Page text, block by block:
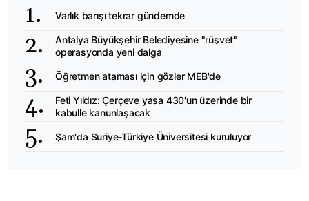
Varlık barışı tekrar gündemde
Antalya Büyükşehir Belediyesine "rüşvet"
operasyonda yeni dalga
Öğretmen ataması için gözler MEB'de
Feti Yıldız: Çerçeve yasa 430'un üzerinde bir
kabulle kanunlaşacak
Şam'da Suriye-Türkiye Üniversitesi kuruluyor